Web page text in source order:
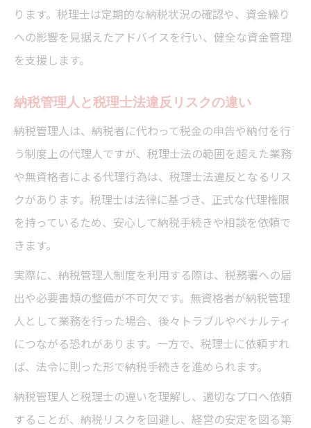
ります。税理士は定期的な納税状況の確認や、資金繰り
への影響を見据えたアドバイスを行い、健全な資金管理
を支援します。
納税管理人と税理士法違反リスクの違い
納税管理人は、納税者に代わって税金の申告や納付を行
う制度上の代理人ですが、税理士法の範囲を超えた業務
や無資格者による代理行為は、税理士法違反となるリス
クがあります。税理士は法律に基づき、正式な代理権限
を持っているため、安心して納税手続きや相談を依頼で
きます。
実際に、納税管理人制度を利用する際は、税務署への届
出や必要書類の整備が不可欠です。無資格者が納税管理
人として業務を行った場合、後々トラブルやペナルティ
につながる恐れがあります。一方で、税理士に依頼すれ
ば、法令に則った形で納税手続きを進められます。
納税管理人と税理士の違いを理解し、適切なプロへ依頼
することが、納税リスクを回避し、経営の安定を図る第